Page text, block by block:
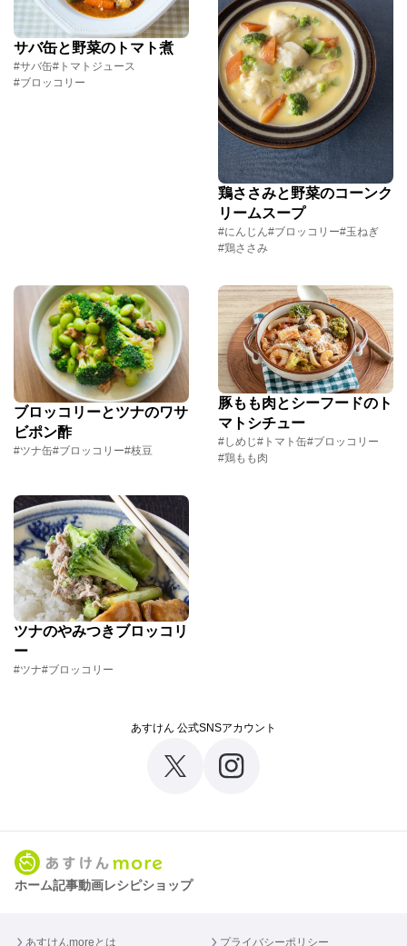
サバ缶と野菜のトマト煮
#サバ缶#トマトジュース
#ブロッコリー
鶏ささみと野菜のコーンク
リームスープ
#にんじん#ブロッコリー#玉ねぎ
#鶏ささみ
ブロッコリーとツナのワサ
ビポン酢
#ツナ缶#ブロッコリー#枝豆
豚もも肉とシーフードのト
マトシチュー
#しめじ#トマト缶#ブロッコリー
#鶏もも肉
ツナのやみつきブロッコリ
ー
#ツナ#ブロッコリー
あすけん 公式SNSアカウント
ホーム記事動画レシピショップ
あすけんmoreとは プライバシーポリシー